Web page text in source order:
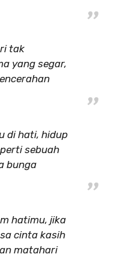
tak
yang segar,
di hati, hidup
sebuah
bunga
hatimu, jika
cinta kasih
matahari